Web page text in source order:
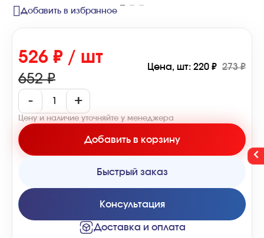
Добавить в избранное
526 ₽ / шт
652 ₽
Цена, шт: 220 ₽ 273 ₽
- +
Цену и наличие уточняйте у менеджера
Добавить в корзину
Быстрый заказ
Консультация
Доставка и оплата